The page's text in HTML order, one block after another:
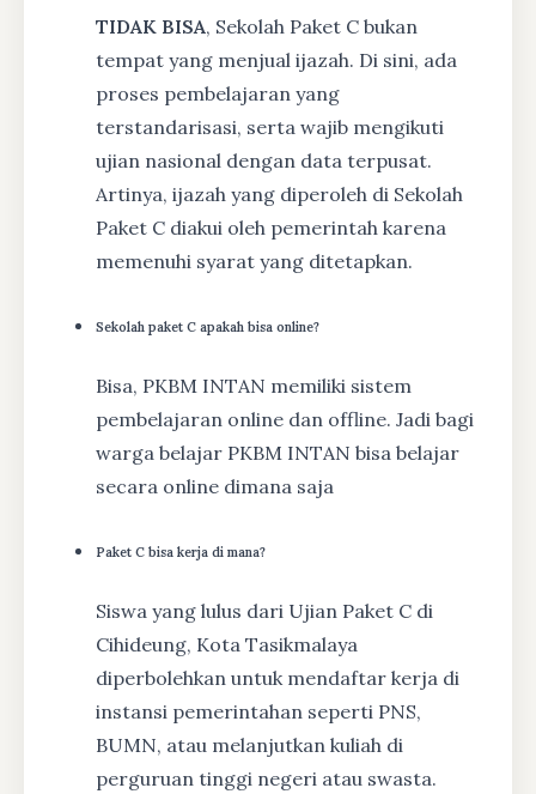
TIDAK BISA, Sekolah Paket C bukan
tempat yang menjual ijazah. Di sini, ada
proses pembelajaran yang
terstandarisasi, serta wajib mengikuti
ujian nasional dengan data terpusat.
Artinya, ijazah yang diperoleh di Sekolah
Paket C diakui oleh pemerintah karena
memenuhi syarat yang ditetapkan.
Sekolah paket C apakah bisa online?
Bisa, PKBM INTAN memiliki sistem
pembelajaran online dan offline. Jadi bagi
warga belajar PKBM INTAN bisa belajar
secara online dimana saja
Paket C bisa kerja di mana?
Siswa yang lulus dari Ujian Paket C di
Cihideung, Kota Tasikmalaya
diperbolehkan untuk mendaftar kerja di
instansi pemerintahan seperti PNS,
BUMN, atau melanjutkan kuliah di
perguruan tinggi negeri atau swasta.